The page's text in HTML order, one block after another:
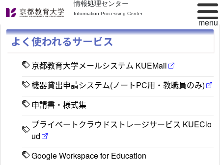
情報処理センター
Information Processing Center
よく使われるサービス
京都教育大学メールシステム KUEMail
機器貸出申請システム(ノートPC用・教職員のみ)
申請書・様式集
プライベートクラウドストレージサービス KUEClo
ud
Google Workspace for Education